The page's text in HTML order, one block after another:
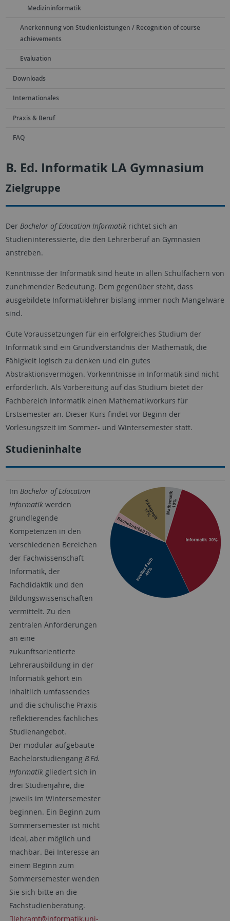
Medizininformatik
Anerkennung von Studienleistungen / Recognition of course
achievements
Evaluation
Downloads
Internationales
Praxis & Beruf
FAQ
B. Ed. Informatik LA Gymnasium
Zielgruppe
Der Bachelor of Education Informatikrichtet sich an
Studieninteressierte, die den Lehrerberuf an Gymnasien
anstreben.
Kenntnisse der Informatik sind heute in allen Schulfächern von
zunehmender Bedeutung. Dem gegenüber steht, dass
ausgebildete Informatiklehrer bislang immer noch Mangelware
sind.
Gute Voraussetzungen für ein erfolgreiches Studium der
Informatik sind ein Grundverständnis der Mathematik, die
Fähigkeit logisch zu denken und ein gutes
Abstraktionsvermögen. Vorkenntnisse in Informatik sind nicht
erforderlich. Als Vorbereitung auf das Studium bietet der
Fachbereich Informatik einen Mathematikvorkurs für
Erstsemester an. Dieser Kurs findet vor Beginn der
Vorlesungszeit im Sommer- und Wintersemester statt.
Studieninhalte
Im Bachelor of Education
Informatikwerden
grundlegende
Kompetenzen in den
verschiedenen Bereichen
der Fachwissenschaft
Informatik, der
Fachdidaktik und den
Bildungswissenschaften
vermittelt. Zu den
zentralen Anforderungen
an eine
zukunftsorientierte
Lehrerausbildung in der
Informatik gehört ein
inhaltlich umfassendes
und die schulische Praxis
reflektierendes fachliches
Studienangebot.
Der modular aufgebaute
Bachelorstudiengang B.Ed.
Informatikgliedert sich in
drei Studienjahre, die
jeweils im Wintersemester
beginnen. Ein Beginn zum
Sommersemester ist nicht
ideal, aber möglich und
machbar. Bei Interesse an
einem Beginn zum
Sommersemester wenden
Sie sich bitte an die
Fachstudienberatung.
lehramt@informatik.uni-